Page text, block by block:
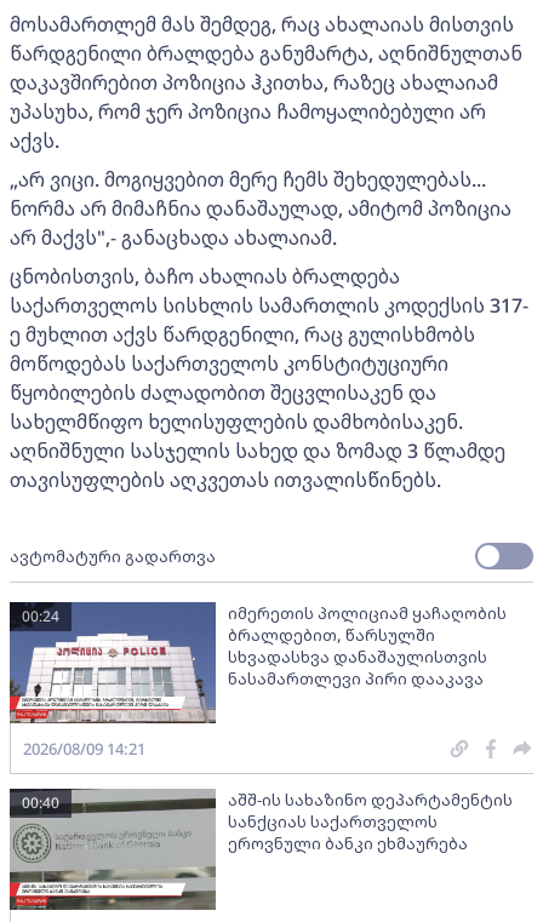
მოსამართლემ მას შემდეგ, რაც ახალაიას მისთვის
წარდგენილი ბრალდება განუმარტა, აღნიშნულთან
დაკავშირებით პოზიცია ჰკითხა, რაზეც ახალაიამ
უპასუხა, რომ ჯერ პოზიცია ჩამოყალიბებული არ
აქვს.
„არ ვიცი. მოგიყვებით მერე ჩემს შეხედულებას...
ნორმა არ მიმაჩნია დანაშაულად, ამიტომ პოზიცია
არ მაქვს",- განაცხადა ახალაიამ.
ცნობისთვის, ბაჩო ახალიას ბრალდება
საქართველოს სისხლის სამართლის კოდექსის 317-
ე მუხლით აქვს წარდგენილი, რაც გულისხმობს
მოწოდებას საქართველოს კონსტიტუციური
წყობილების ძალადობით შეცვლისაკენ და
სახელმწიფო ხელისუფლების დამხობისაკენ.
აღნიშნული სასჯელის სახედ და ზომად 3 წლამდე
თავისუფლების აღკვეთას ითვალისწინებს.
ავტომატური გადართვა
იმერეთის პოლიციამ ყაჩაღობის
ბრალდებით, წარსულში
სხვადასხვა დანაშაულისთვის
ნასამართლევი პირი დააკავა
00:24
2026/08/09 14:21
აშშ-ის სახაზინო დეპარტამენტის
სანქციას საქართველოს
ეროვნული ბანკი ეხმაურება
00:40